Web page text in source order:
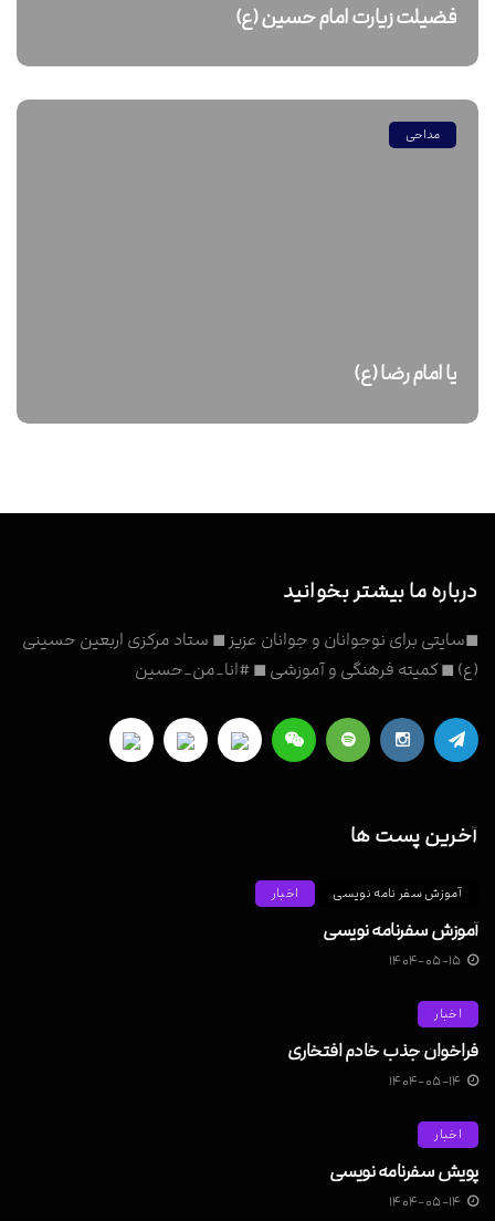
فضیلت زیارت امام حسین (ع)
مداحی
یا امام رضا (ع)
درباره ما بیشتر بخوانید
◼سایتی برای نوجوانان و جوانان عزیز ◼ ستاد مرکزی اربعین حسینی
(ع) ◼ کمیته فرهنگی و آموزشی ◼ #انا_من_حسین
آخرین پست ها
آموزش سفر نامه نویسی اخبار
آموزش سفرنامه نویسی
۱۴۰۴-۰۵-۱۵
اخبار
فراخوان جذب خادم افتخاری
۱۴۰۴-۰۵-۱۴
اخبار
پویش سفرنامه نویسی
۱۴۰۴-۰۵-۱۴